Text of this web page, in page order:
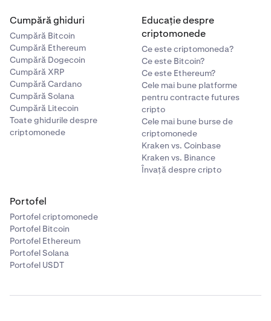
Cumpără ghiduri
Cumpără Bitcoin
Cumpără Ethereum
Cumpără Dogecoin
Cumpără XRP
Cumpără Cardano
Cumpără Solana
Cumpără Litecoin
Toate ghidurile despre
criptomonede
Educație despre
criptomonede
Ce este criptomoneda?
Ce este Bitcoin?
Ce este Ethereum?
Cele mai bune platforme
pentru contracte futures
cripto
Cele mai bune burse de
criptomonede
Kraken vs. Coinbase
Kraken vs. Binance
Învață despre cripto
Portofel
Portofel criptomonede
Portofel Bitcoin
Portofel Ethereum
Portofel Solana
Portofel USDT